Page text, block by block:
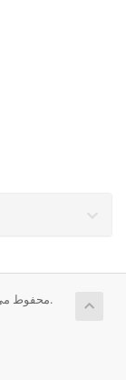
تمامی حقوق برای © 2026 Cyclone Hosting. محفوط می باشد.